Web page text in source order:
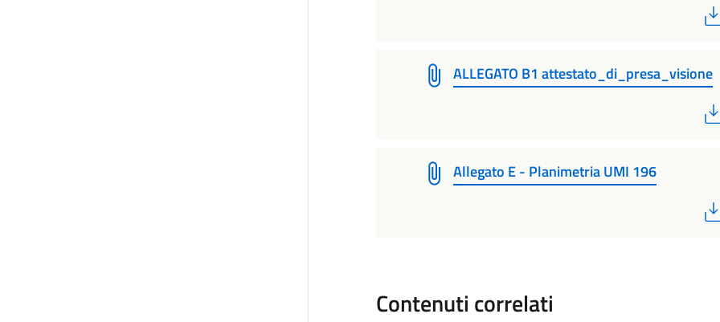
ALLEGATO B1 attestato_di_presa_visione
Allegato E - Planimetria UMI 196
Contenuti correlati